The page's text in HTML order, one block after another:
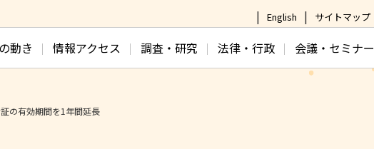
English サイトマップ
動き 情報アクセス 調査・研究 法律・行政 会議・セミナー
の有効期間を1年間延長